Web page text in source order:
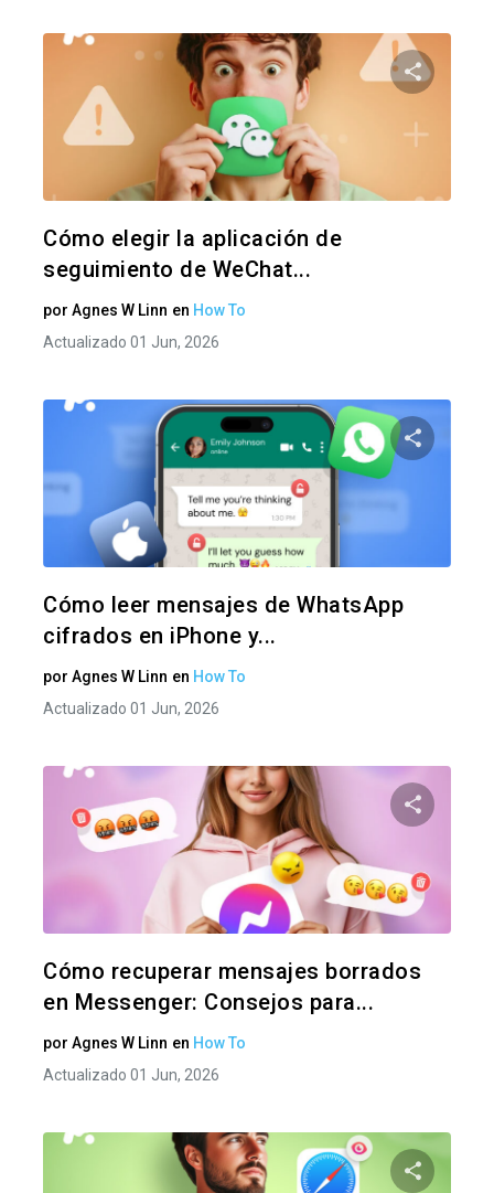
Cómo elegir la aplicación de
seguimiento de WeChat...
por Agnes W Linn en How To
Actualizado 01 Jun, 2026
Cómo leer mensajes de WhatsApp
cifrados en iPhone y...
por Agnes W Linn en How To
Actualizado 01 Jun, 2026
Cómo recuperar mensajes borrados
en Messenger: Consejos para...
por Agnes W Linn en How To
Actualizado 01 Jun, 2026